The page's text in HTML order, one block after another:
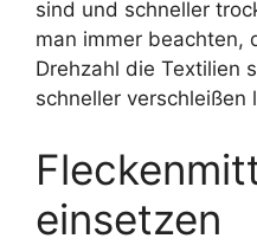
sind und schneller
man immer beachten,
Drehzahl die Textilien
schneller verschleißen
einsetzen